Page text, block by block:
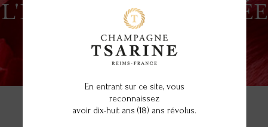
En entrant sur ce site, vous
reconnaissez
avoir dix-huit ans (18) ans révolus.
L'ÉLÉGANCE INCARNÉE